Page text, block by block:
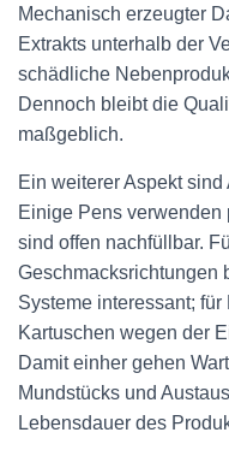
Mechanisch erzeugter
Extrakts unterhalb der
schädliche
Dennoch bleibt die
maßgeblich.
Ein weiterer Aspekt
Einige Pens verwenden
sind offen nachfüllbar.
Geschmacksrichtungen
Systeme interessant;
Kartuschen wegen der
Damit einher gehen
Mundstücks und
Lebensdauer des